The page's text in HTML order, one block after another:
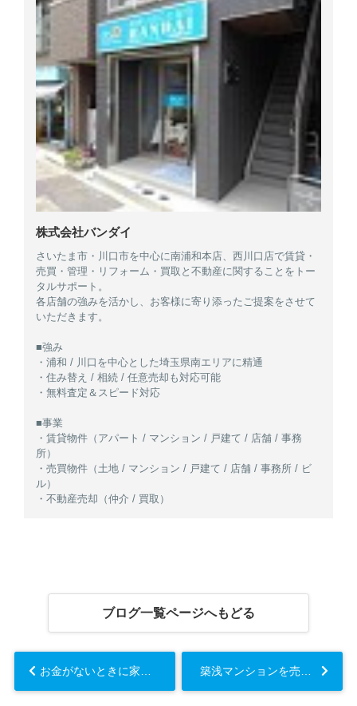
株式会社バンダイ
さいたま市・川口市を中心に南浦和本店、西川口店で賃貸・
売買・管理・リフォーム・買取と不動産に関することをトー
タルサポート。
各店舗の強みを活かし、お客様に寄り添ったご提案をさせて
いただきます。
■強み
・浦和 / 川口を中心とした埼玉県南エリアに精通
・住み替え / 相続 / 任意売却も対応可能
・無料査定＆スピード対応
■事業
・賃貸物件（アパート / マンション / 戸建て / 店舗 / 事務
所）
・売買物件（土地 / マンション / 戸建て / 店舗 / 事務所 / ビ
ル）
・不動産売却（仲介 / 買取）
ブログ一覧ページへもどる